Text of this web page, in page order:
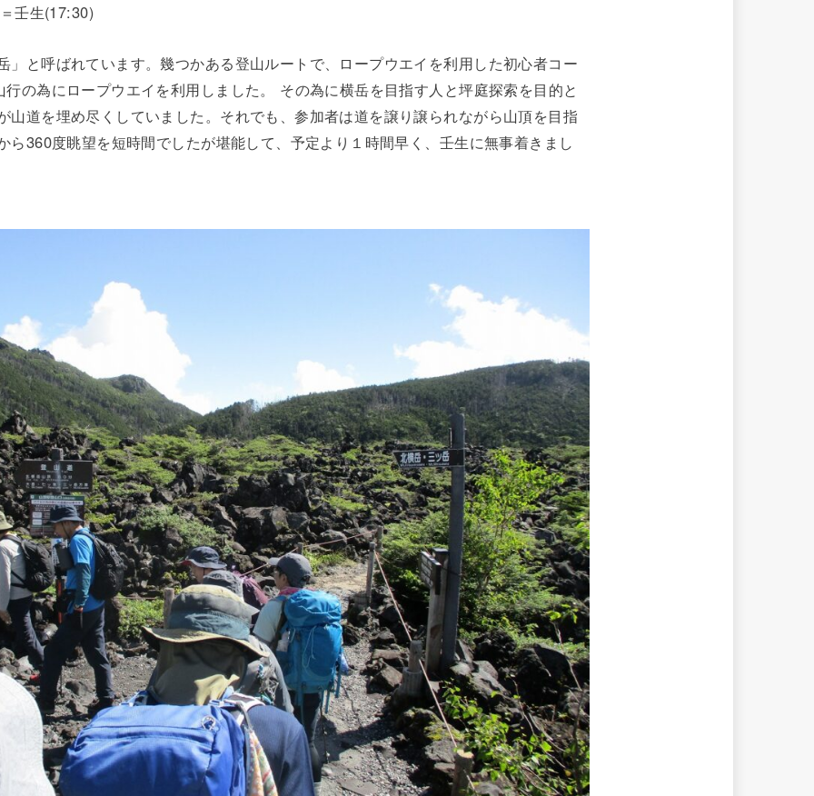
壬生(17:30)
と呼ばれています。幾つかある登山ルートで、ロープウエイを利用した初心者コー
の為にロープウエイを利用しました。 その為に横岳を目指す人と坪庭探索を目的と
山道を埋め尽くしていました。それでも、参加者は道を譲り譲られながら山頂を目指
ら360度眺望を短時間でしたが堪能して、予定より１時間早く、壬生に無事着きまし